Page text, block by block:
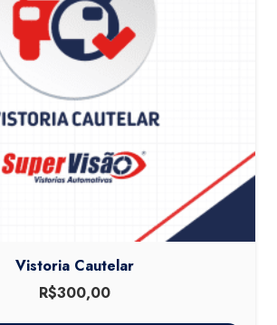
Vistoria Cautelar
R$300,00